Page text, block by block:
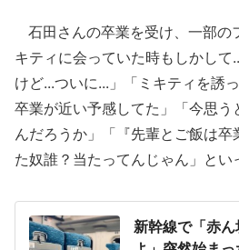
石田さんの卒業を受け、一部の
キティに会っていた時もしかして
けど...ついに...」「ミキティを誘
卒業が近い予感してた」「今思う
んだろうか」「『先輩とご飯は卒
た奴誰？当たってんじゃん」とい
新幹線で「赤